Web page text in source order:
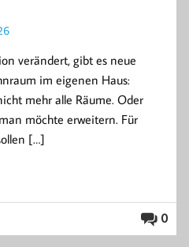
verändert, gibt es neue
im eigenen Haus:
mehr alle Räume. Oder
möchte erweitern. Für
[…]
0